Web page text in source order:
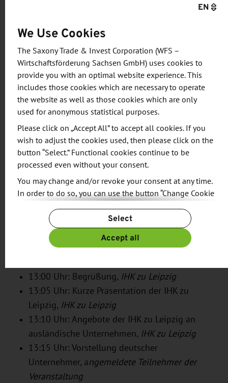
Information and objective
Die ausländischen Unternehmer machen im
Rahmen des Programms „Partnering in Business
with Germany“ des Bundesministeriums für
Wirtschaft und Klimaschutz (BMWK) eine Reise
nach Deutschland / Sachsen.
Die Liste mit Firmenprofilen und
Kooperationswünschen ausländischer
Unternehmen können Sie in Kürze herunterladen.
Bevorzugte Verhandlungssprache ist Englisch.
Dolmetscher werden auf Nachfrage zur Verfügung
Agenda
13:00 Uhr: Begrüßung, IHK zu Leipzig
13:05 Uhr: Kurze Präsentation der IHK zu
Leipzig, IHK zu Leipzig
13:10 Uhr: Angebote der IHK zu Leipzig an
ausländische Unternehmen, IHK zu Leipzig
13:15 Uhr: Vorstellung deutscher
Unternehmer, angemeldete Teilnehmer der
Veranstaltung
EN
We Use Cookies
The Saxony Trade & Invest Corporation (WFS –
Wirtschaftsförderung Sachsen GmbH) uses cookies to
provide you with an optimal website experience. This
includes those cookies which are necessary to operate
the website as well as those cookies which are only
used for anonymous statistical purposes.
Please click on „Accept All” to accept all cookies. If you
wish to adjust the cookies used, then please click on the
button “Select.” Functional cookies continue to be
processed even without your consent.
You may change and/or revoke your consent at any time.
In order to do so, you can use the button “Change Cookie
For more information, please see our
Privacy Policy.
Additional information can be found in our
Imprint
Select
Accept all